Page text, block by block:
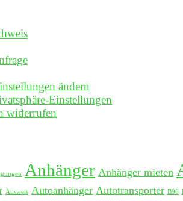
ändern
Einstellungen
widerrufen
Anhänger Anhänger mieten
Ausweis Autoanhänger Autotransporter B96